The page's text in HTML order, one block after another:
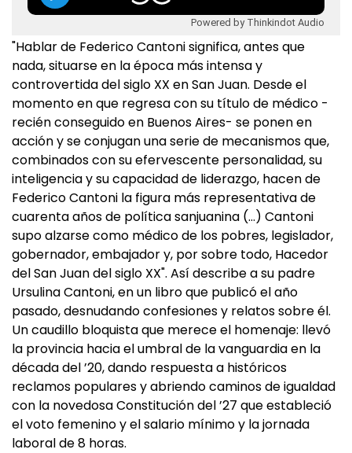
Powered by Thinkindot Audio
"Hablar de Federico Cantoni significa, antes que
nada, situarse en la época más intensa y
controvertida del siglo XX en San Juan. Desde el
momento en que regresa con su título de médico -
recién conseguido en Buenos Aires- se ponen en
acción y se conjugan una serie de mecanismos que,
combinados con su efervescente personalidad, su
inteligencia y su capacidad de liderazgo, hacen de
Federico Cantoni la figura más representativa de
cuarenta años de política sanjuanina (…) Cantoni
supo alzarse como médico de los pobres, legislador,
gobernador, embajador y, por sobre todo, Hacedor
del San Juan del siglo XX". Así describe a su padre
Ursulina Cantoni, en un libro que publicó el año
pasado, desnudando confesiones y relatos sobre él.
Un caudillo bloquista que merece el homenaje: llevó
la provincia hacia el umbral de la vanguardia en la
década del ’20, dando respuesta a históricos
reclamos populares y abriendo caminos de igualdad
con la novedosa Constitución del ’27 que estableció
el voto femenino y el salario mínimo y la jornada
laboral de 8 horas.